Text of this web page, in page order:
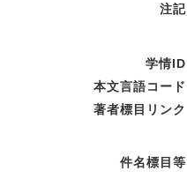
注記
学情ID
本文言語コード
著者標目リンク
件名標目等